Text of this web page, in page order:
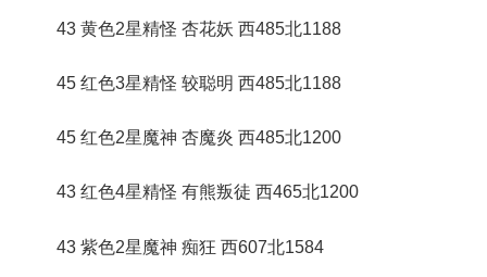
43 黄色2星精怪 杏花妖 西485北1188
45 红色3星精怪 较聪明 西485北1188
45 红色2星魔神 杏魔炎 西485北1200
43 红色4星精怪 有熊叛徒 西465北1200
43 紫色2星魔神 痴狂 西607北1584